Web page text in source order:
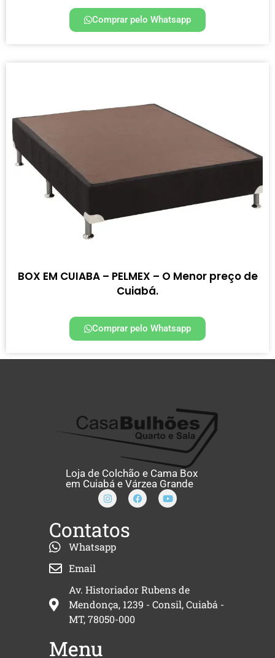
Comprar pelo Whatsapp
BOX EM CUIABA – PELMEX – O Menor preço de
Cuiabá.
Comprar pelo Whatsapp
Loja de Colchão e Cama Box
em Cuiabá e Várzea Grande
Contatos
Whatsapp
Email
Av. Historiador Rubens de
Mendonça, 1239 - Consil, Cuiabá -
MT, 78050-000
Menu